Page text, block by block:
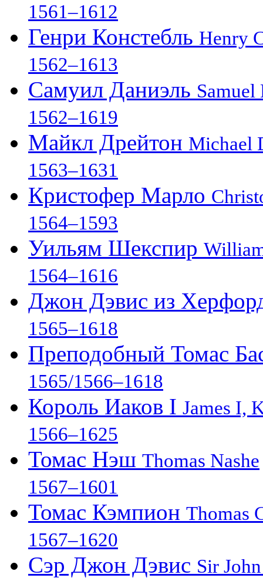
1561–1612
Генри Констебль Henry
1562–1613
Самуил Даниэль Samuel
1562–1619
Майкл Дрейтон Michael
1563–1631
Кристофер Марло
1564–1593
Уильям Шекспир
1564–1616
Джон Дэвис из
1565–1618
Преподобный Томас
1565/1566–1618
Король Иаков I James I,
1566–1625
Томас Нэш Thomas Nashe
1567–1601
Томас Кэмпион Thomas
1567–1620
Сэр Джон Дэвис Sir